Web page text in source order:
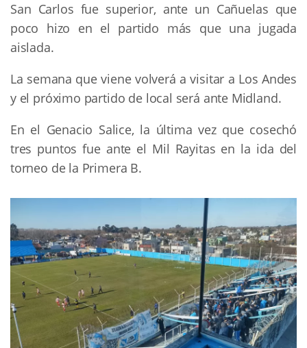
San Carlos fue superior, ante un Cañuelas que
poco hizo en el partido más que una jugada
aislada.
La semana que viene volverá a visitar a Los Andes
y el próximo partido de local será ante Midland.
En el Genacio Salice, la última vez que cosechó
tres puntos fue ante el Mil Rayitas en la ida del
torneo de la Primera B.